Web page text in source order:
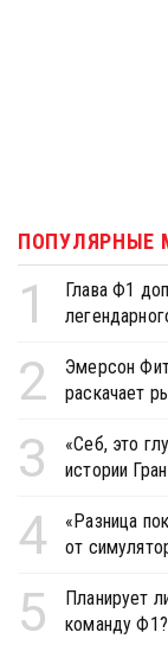
ПОПУЛЯРНЫЕ
1
Глава Ф1
2
Эмерсон
раскачает
3
«Себ, это
истории
4
«Разница
от
5
Планирует
команду Ф1?